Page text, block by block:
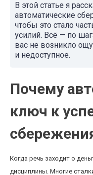
В этой статье я
автоматические
чтобы это стало
усилий. Всё — по
вас не возникло
и недоступное.
Почему
ключ к
Когда речь заходит о
дисциплины. Многие